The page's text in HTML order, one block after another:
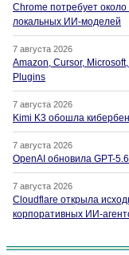
Chrome потребует около
локальных ИИ-моделей
7 августа 2026
Amazon, Cursor,
Plugins
7 августа 2026
Kimi K3 обошла
7 августа 2026
OpenAI обновила GPT-
7 августа 2026
Cloudflare открыла
корпоративных ИИ-